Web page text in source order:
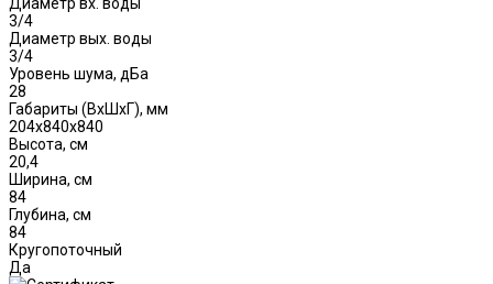
3/4
Диаметр вых. воды
3/4
Уровень шума, дБа
28
Габариты (ВxШxГ), мм
204х840х840
Высота, см
20,4
Ширина, см
84
Глубина, см
84
Кругопоточный
Да